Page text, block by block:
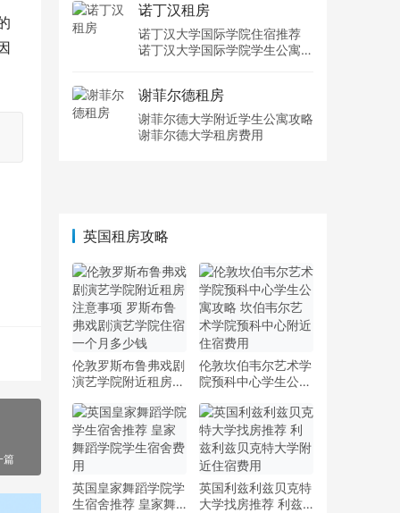
篇
诺丁汉租房
诺丁汉大学国际学院住宿推荐
诺丁汉大学国际学院学生公寓多
谢菲尔德租房
谢菲尔德大学附近学生公寓攻略
谢菲尔德大学租房费用
英国租房攻略
伦敦罗斯布鲁弗戏剧
演艺学院附近租房注
戏剧演艺学院住宿一
个月多少钱
伦敦坎伯韦尔艺术学
院预科中心学生公寓
学院预科中心附近住
宿费用
英国皇家舞蹈学院学
生宿舍推荐 皇家舞
英国利兹利兹贝克特
大学找房推荐 利兹